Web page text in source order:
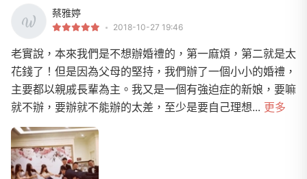
蔡雅婷
2018-10-27 19:46
老實說，本來我們是不想辦婚禮的，第一麻煩，第二就是太
花錢了！但是因為父母的堅持，我們辦了一個小小的婚禮，
主要都以親戚長輩為主。我又是一個有強迫症的新娘，要嘛
就不辦，要辦就不能辦的太差，至少是要自己理想... 更多